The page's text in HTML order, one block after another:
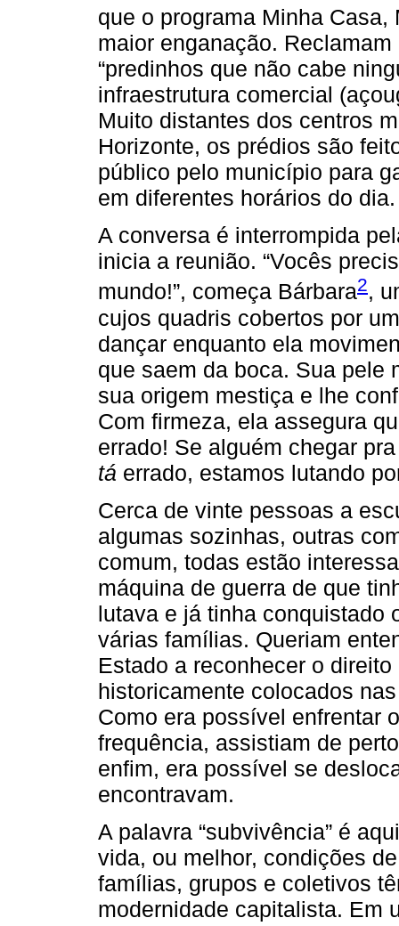
que o programa Minha Casa,
maior enganação.
“predinhos que não cabe
infraestrutura comercial
Muito distantes dos centros
Horizonte, os prédios são
público pelo município para
em diferentes horários do dia.
A conversa é interrompida
inicia a reunião. “Vocês
mundo!”, começa Bárbara2,
cujos quadris cobertos por
dançar enquanto ela
que saem da boca. Sua pele
sua origem mestiça e lhe
Com firmeza, ela assegura
errado! Se alguém chegar
tá errado, estamos lutando
Cerca de vinte pessoas a
algumas sozinhas, outras
comum, todas estão
máquina de guerra de que
lutava e já tinha conquistado
várias famílias. Queriam
Estado a reconhecer o
historicamente colocados
Como era possível enfrentar
frequência, assistiam de
enfim, era possível se
encontravam.
A palavra “subvivência” é
vida, ou melhor, condições
famílias, grupos e coletivos
modernidade capitalista. Em